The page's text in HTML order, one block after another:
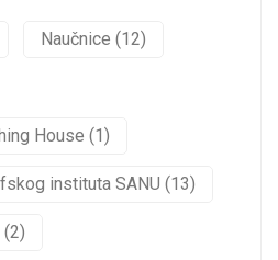
Naučnice (12)
House (1)
instituta SANU (13)
(2)